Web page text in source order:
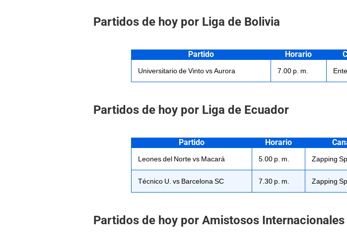
Partidos de hoy por Liga de Bolivia
Partido Horario
Universitario de Vinto vs Aurora 7.00 p. m.
Partidos de hoy por Liga de Ecuador
Partido Horario
Leones del Norte vs Macará 5.00 p. m. Zapping
Técnico U. vs Barcelona SC 7.30 p. m. Zapping
Partidos de hoy por Amistosos Internacionales